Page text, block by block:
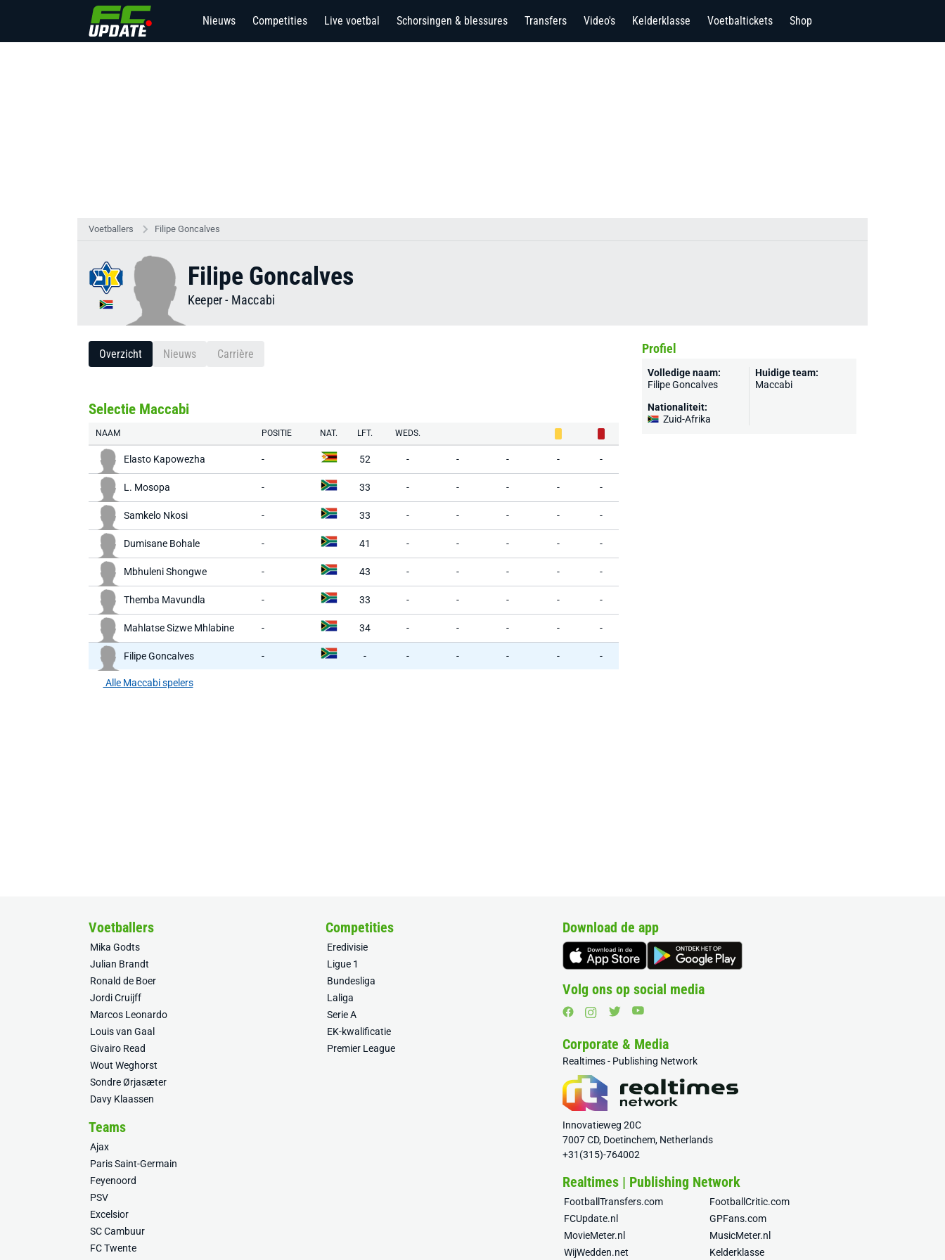
Nieuws Competities Live voetbal Schorsingen & blessures Transfers Video's Kelderklasse Voetbaltickets Shop
Voetballers Filipe Goncalves
Filipe Goncalves
Keeper- Maccabi
Overzicht Nieuws Carrière
Selectie Maccabi
NAAM POSITIE NAT. LFT. WEDS.
Elasto Kapowezha - 52 - - - - -
L. Mosopa - 33 - - - - -
Samkelo Nkosi - 33 - - - - -
Dumisane Bohale - 41 - - - - -
Mbhuleni Shongwe - 43 - - - - -
Themba Mavundla - 33 - - - - -
Mahlatse Sizwe Mhlabine - 34 - - - - -
Filipe Goncalves - - - - - - -
Alle Maccabi spelers
Profiel
Volledige naam:
Filipe Goncalves
Nationaliteit:
Zuid-Afrika
Huidige team:
Maccabi
Voetballers
Mika Godts
Julian Brandt
Ronald de Boer
Jordi Cruijff
Marcos Leonardo
Louis van Gaal
Givairo Read
Wout Weghorst
Sondre Ørjasæter
Davy Klaassen
Competities
Eredivisie
Ligue 1
Bundesliga
Laliga
Serie A
EK-kwalificatie
Premier League
Teams
Ajax
Paris Saint-Germain
Feyenoord
PSV
Excelsior
SC Cambuur
FC Twente
Download de app
Volg ons op social media
Corporate & Media
Realtimes - Publishing Network
Innovatieweg 20C
7007 CD, Doetinchem, Netherlands
+31(315)-764002
Realtimes | Publishing Network
FootballTransfers.com
FootballCritic.com
FCUpdate.nl
GPFans.com
MovieMeter.nl
MusicMeter.nl
WijWedden.net
Kelderklasse